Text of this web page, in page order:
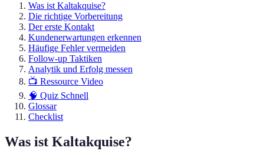
Was ist Kaltakquise?
Die richtige Vorbereitung
Der erste Kontakt
Kundenerwartungen erkennen
Häufige Fehler vermeiden
Follow-up Taktiken
Analytik und Erfolg messen
📺 Ressource Video
🧠 Quiz Schnell
Glossar
Checklist
Was ist Kaltakquise?